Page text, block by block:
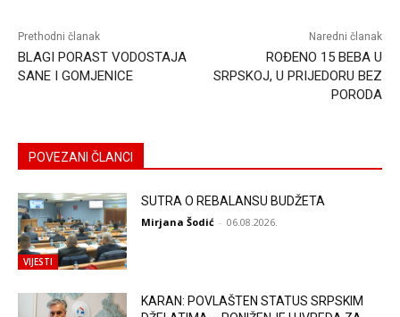
Prethodni članak
BLAGI PORAST VODOSTAJA
SANE I GOMJENICE
Naredni članak
ROĐENO 15 BEBA U
SRPSKOJ, U PRIJEDORU BEZ
PORODA
POVEZANI ČLANCI
VIJESTI
SUTRA O REBALANSU BUDŽETA
Mirjana Šodić - 06.08.2026.
KARAN: POVLAŠTEN STATUS SRPSKIM